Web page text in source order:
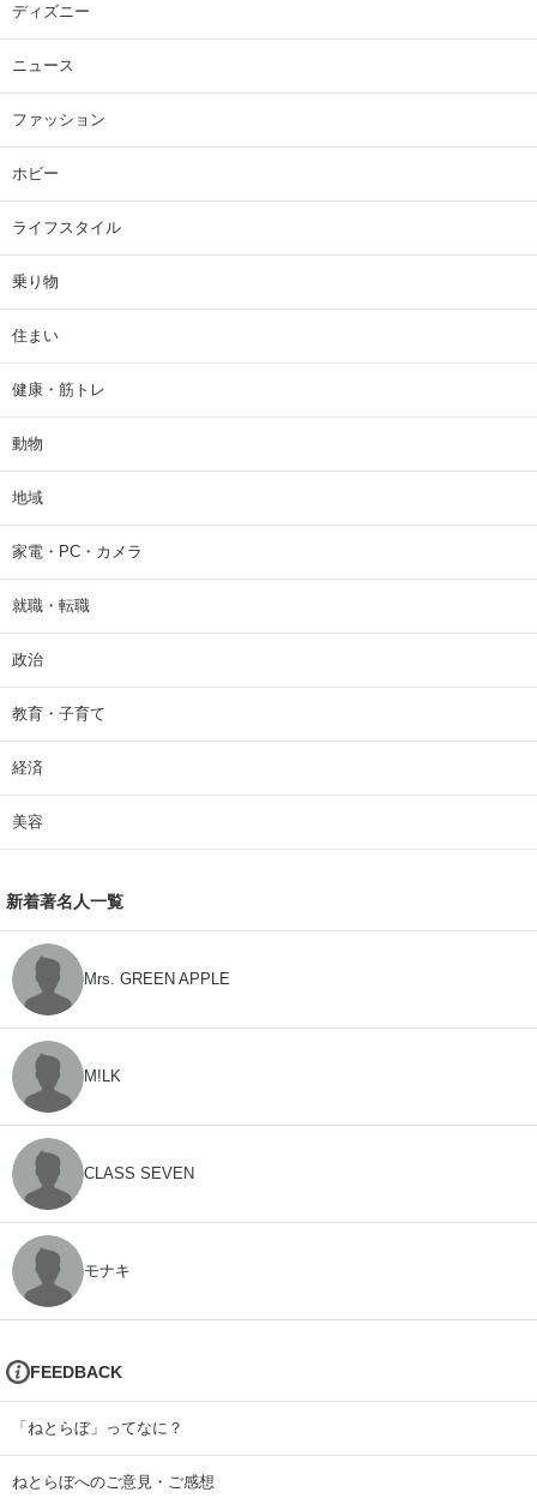
ディズニー
ニュース
ファッション
ホビー
ライフスタイル
乗り物
住まい
健康・筋トレ
動物
地域
家電・PC・カメラ
就職・転職
政治
教育・子育て
経済
美容
新着著名人一覧
Mrs. GREEN APPLE
M!LK
CLASS SEVEN
モナキ
FEEDBACK
「ねとらぼ」ってなに？
ねとらぼへのご意見・ご感想